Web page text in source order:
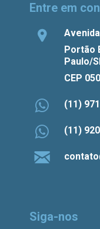
Entre em
Portão
Paulo/
CEP
(11)
(11)
Siga-nos